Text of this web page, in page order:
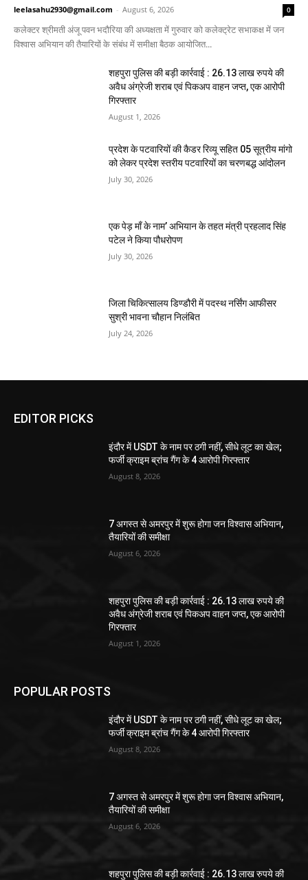
leelasahu2930@gmail.com - August 6, 2026 0
कलेक्टर श्रीमती अंजू पवन भदौरिया की अध्यक्षता में गुरुवार को कलेक्ट्रेट सभाकक्ष में जन
विश्वास अभियान की तैयारियों के संबंध में समीक्षा बैठक आयोजित...
शहपुरा पुलिस की बड़ी कार्रवाई : 26.13 लाख रुपये की
अवैध अंग्रेजी शराब एवं पिकअप वाहन जप्त, एक आरोपी
गिरफ्तार
August 1, 2026
प्रदेश के पटवारियों की कैडर रिव्यू सहित 05 सूत्रीय मांगो
को लेकर प्रदेश स्तरीय पटवारियों का चरणबद्ध आंदोलन
July 30, 2026
एक पेड़ माँ के नाम’ अभियान के तहत मंत्री प्रहलाद सिंह
पटेल ने किया पौधरोपण
July 30, 2026
जिला चिकित्सालय डिण्डौरी में पदस्थ नर्सिंग आफीसर
सुश्री भावना चौहान निलंबित
July 24, 2026
EDITOR PICKS
इंदौर में USDT के नाम पर ठगी नहीं, सीधे लूट का खेल;
फर्जी क्राइम ब्रांच गैंग के 4 आरोपी गिरफ्तार
August 8, 2026
7 अगस्त से अमरपुर में शुरू होगा जन विश्वास अभियान,
तैयारियों की समीक्षा
August 6, 2026
शहपुरा पुलिस की बड़ी कार्रवाई : 26.13 लाख रुपये की
अवैध अंग्रेजी शराब एवं पिकअप वाहन जप्त, एक आरोपी
गिरफ्तार
August 1, 2026
POPULAR POSTS
इंदौर में USDT के नाम पर ठगी नहीं, सीधे लूट का खेल;
फर्जी क्राइम ब्रांच गैंग के 4 आरोपी गिरफ्तार
August 8, 2026
7 अगस्त से अमरपुर में शुरू होगा जन विश्वास अभियान,
तैयारियों की समीक्षा
August 6, 2026
शहपुरा पुलिस की बड़ी कार्रवाई : 26.13 लाख रुपये की